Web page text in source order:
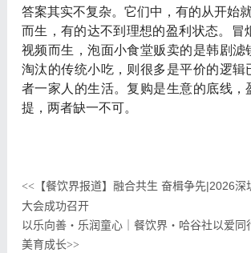
答案其实不复杂。它们中，有的从开始
而生，有的达不到理想的盈利状态。冒
视频而生，泡面小食堂贩卖的是韩剧滤
淘汰的传统小吃，则很多是平价的逻辑
者一家人的生活。复购是生意的底线，
提 ，两者缺一不可。
<<【餐饮界报道】融合共生 奋楫争先|2026深
大会成功召开
以乐向善・乐润童心｜餐饮界・哈谷社以爱同
美育成长>>